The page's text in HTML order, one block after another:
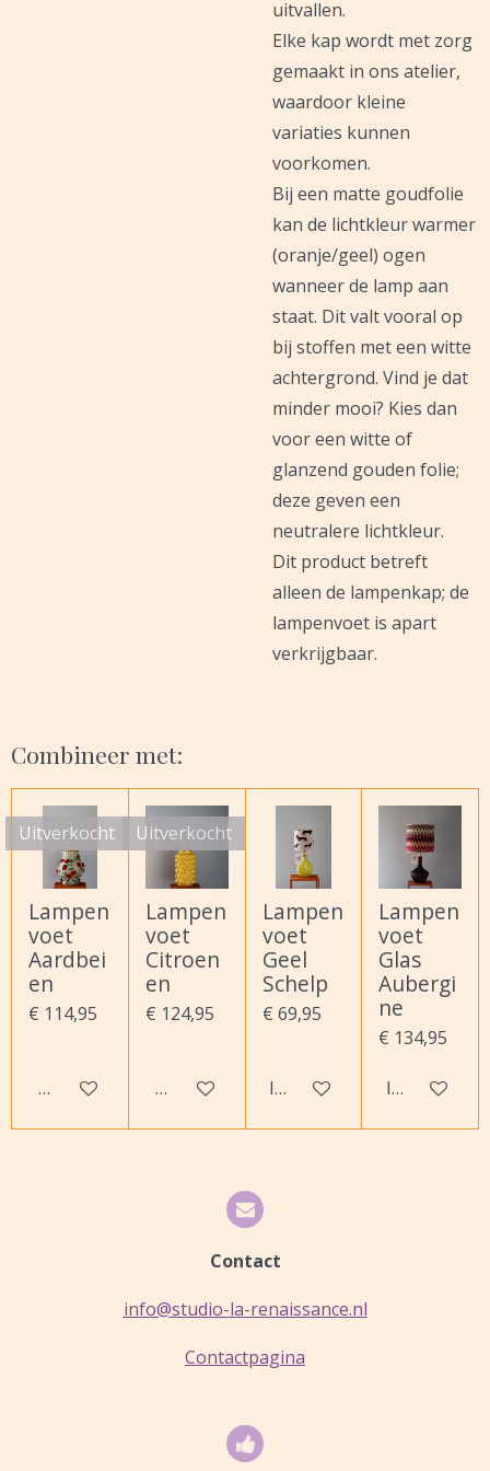
uitvallen.
Elke kap wordt met zorg
gemaakt in ons atelier,
waardoor kleine
variaties kunnen
voorkomen.
Bij een matte goudfolie
kan de lichtkleur warmer
(oranje/geel) ogen
wanneer de lamp aan
staat. Dit valt vooral op
bij stoffen met een witte
achtergrond. Vind je dat
minder mooi? Kies dan
voor een witte of
glanzend gouden folie;
deze geven een
neutralere lichtkleur.
Dit product betreft
alleen de lampenkap; de
lampenvoet is apart
verkrijgbaar.
Combineer met:
Uitverkocht
Lampen
voet
Aardbei
en
€ 114,95
Houd mij op de hoogte
Uitverkocht
Lampen
voet
Citroen
en
€ 124,95
Houd mij op de hoogte
Lampen
voet
Geel
Schelp
€ 69,95
In winkelwagen
Lampen
voet
Glas
Aubergi
ne
€ 134,95
In
Contact
info@studio-la-renaissance.nl
Contactpagina